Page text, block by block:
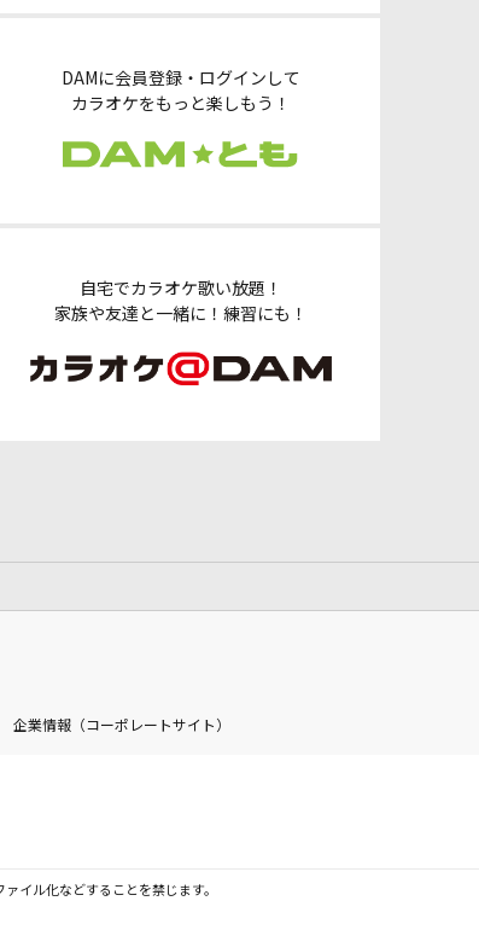
DAMに会員登録・ログインして
カラオケをもっと楽しもう！
自宅でカラオケ歌い放題！
家族や友達と一緒に！練習にも！
企業情報（コーポレートサイト）
イル化などすることを禁じます。